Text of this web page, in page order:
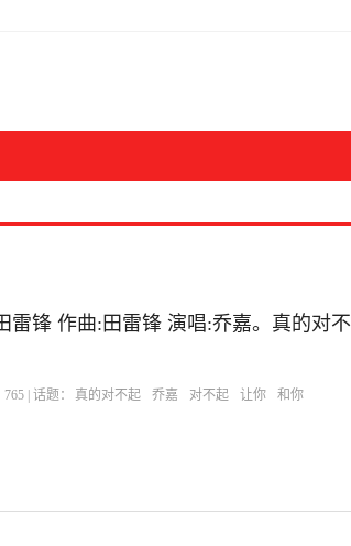
雷锋 作曲:田雷锋 演唱:乔嘉。真的对不
765 | 话题： 真的对不起 乔嘉 对不起 让你 和你